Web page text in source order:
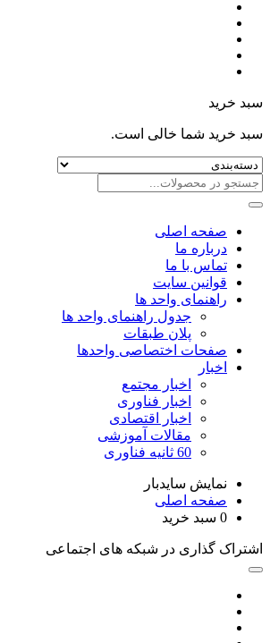
سبد خرید
سبد خرید شما خالی است.
صفحه اصلی
درباره ما
تماس با ما
قوانین سایت
راهنمای واحد ها
جدول راهنمای واحد ها
پلان طبقات
صفحات اختصاصی واحدها
اخبار
اخبار مجتمع
اخبار فناوری
اخبار اقتصادی
مقالات آموزشی
60 ثانیه فناوری
نمایش سایدبار
صفحه اصلی
0 سبد خرید
اشتراک گذاری در شبکه های اجتماعی